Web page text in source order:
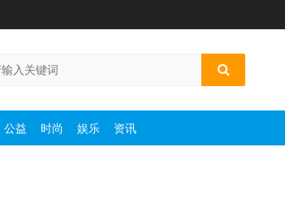
公益 时尚 娱乐 资讯